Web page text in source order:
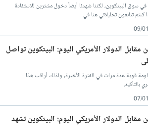
سوق البيتكوين، لكننا شهدنا أيضاً دخول مشترين للاستفادة
تتابعون تحليلاتي هنا في
09/
الدولار الأمريكي اليوم: البيتكوين تواصل
95,000 بتقديم مقاومة قوية عدة مرات في الفترة الأخيرة، ولذلك أراقب هذا
بالتأكيد.
07/
الدولار الأمريكي اليوم: البيتكوين تشهد